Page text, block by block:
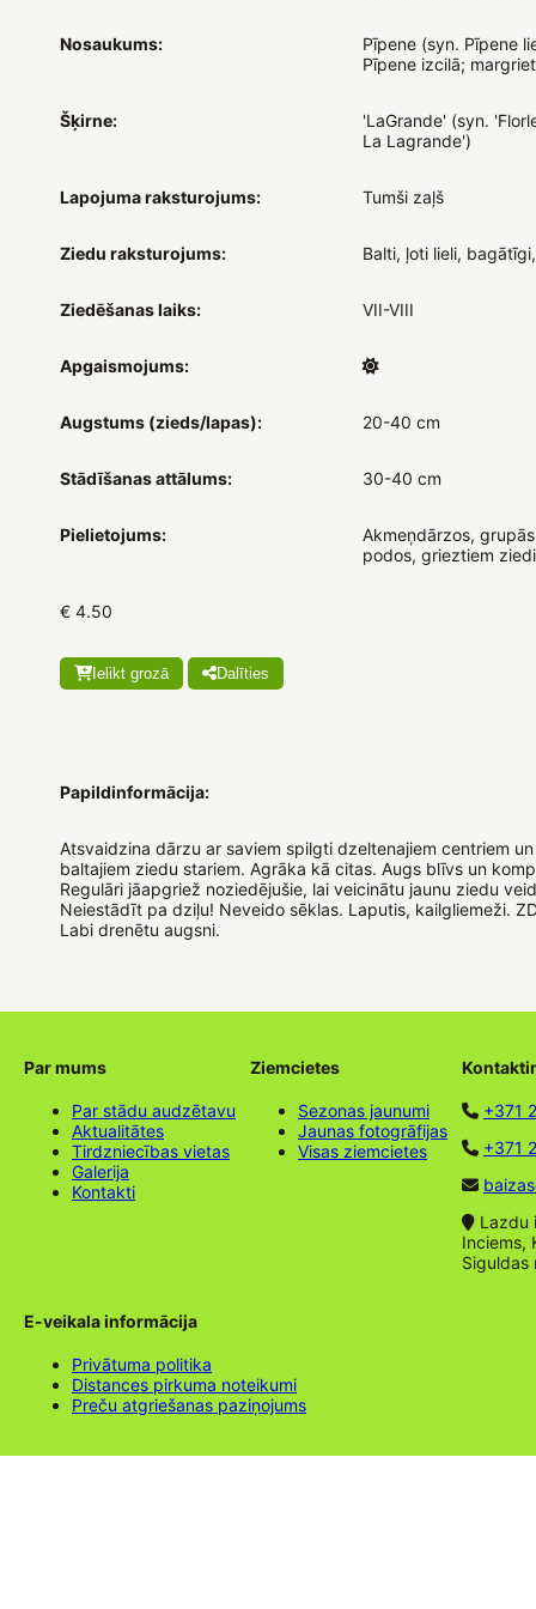
Nosaukums:
Pīpene (syn. Pīpene
Pīpene izcilā;
Šķirne:
'LaGrande' (syn.
La Lagrande')
Lapojuma raksturojums: Tumši zaļš
Ziedu raksturojums: Balti, ļoti lieli,
Ziedēšanas laiks: VII-VIII
Apgaismojums:
Augstums (zieds/lapas): 20-40 cm
Stādīšanas attālums: 30-40 cm
Pielietojums:
Akmeņdārzos,
podos, grieztiem
€ 4.50
Ielikt grozā Dalīties
Papildinformācija:
Atsvaidzina dārzu ar saviem spilgti dzeltenajiem centriem
baltajiem ziedu stariem. Agrāka kā citas. Augs blīvs un
Regulāri jāapgriež noziedējušie, lai veicinātu jaunu ziedu
Neiestādīt pa dziļu! Neveido sēklas. Laputis, kailgliemeži.
Labi drenētu augsni.
Par mums
Par stādu audzētavu
Aktualitātes
Tirdzniecības vietas
Galerija
Kontakti
Ziemcietes
Sezonas jaunumi
Jaunas fotogrāfijas
Visas ziemcietes
+371
+371
Lazdu
Inciems,
Siguldas
E-veikala informācija
Privātuma politika
Distances pirkuma noteikumi
Preču atgriešanas paziņojums